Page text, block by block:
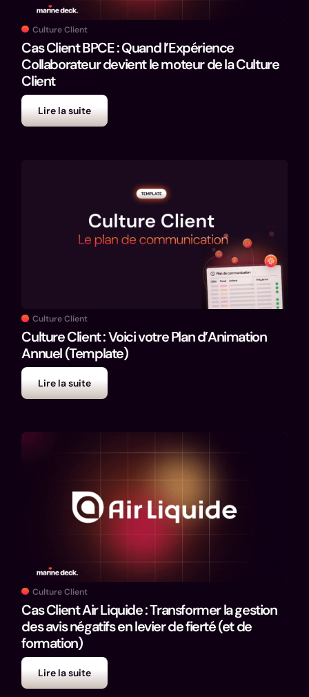
Culture Client
Cas Client BPCE : Quand l’Expérience
Collaborateur devient le moteur de la Culture
Client
Lire la suite
Culture Client
Culture Client : Voici votre Plan d’Animation
Annuel (Template)
Lire la suite
Culture Client
Cas Client Air Liquide : Transformer la gestion
des avis négatifs en levier de fierté (et de
formation)
Lire la suite